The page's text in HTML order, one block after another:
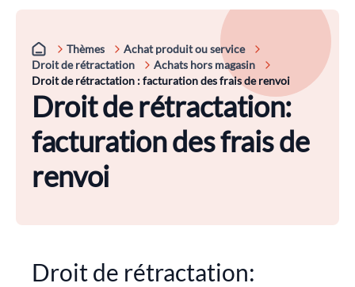
Thèmes
Achat produit ou service
Droit de rétractation
Achats hors magasin
Droit de rétractation : facturation des frais de renvoi
Droit de rétractation:
facturation des frais de
renvoi
Droit de rétractation: